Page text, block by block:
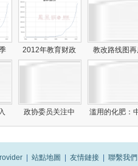
2012年教育财政 教改路线图
政协委员关注中 滥用的化肥：
站點地圖 友情鏈接 聯繫我們